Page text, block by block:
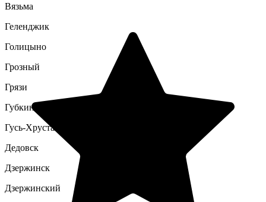
Вязьма
Геленджик
Голицыно
Грозный
Грязи
Губкин
Гусь-Хрустальный
Дедовск
Дзержинск
Дзержинский